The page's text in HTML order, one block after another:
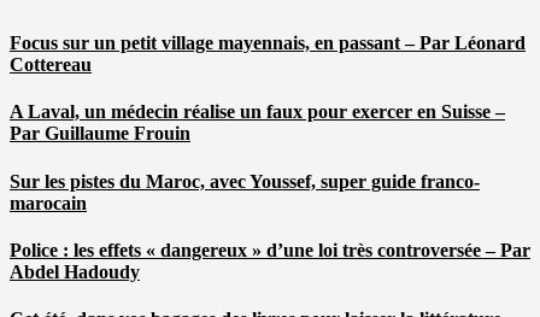
Focus sur un petit village mayennais, en passant – Par Léonard
Cottereau
A Laval, un médecin réalise un faux pour exercer en Suisse –
Par Guillaume Frouin
Sur les pistes du Maroc, avec Youssef, super guide franco-
marocain
Police : les effets « dangereux » d’une loi très controversée – Par
Abdel Hadoudy